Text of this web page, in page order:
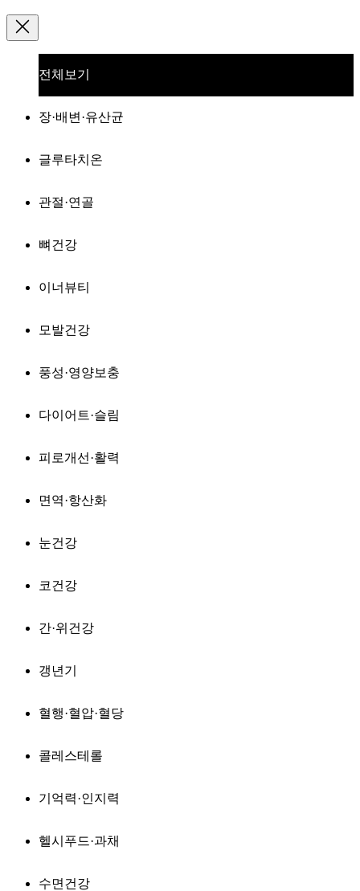
전체보기
장·배변·유산균
글루타치온
관절·연골
뼈건강
이너뷰티
모발건강
풍성·영양보충
다이어트·슬림
피로개선·활력
면역·항산화
눈건강
코건강
간·위건강
갱년기
혈행·혈압·혈당
콜레스테롤
기억력·인지력
헬시푸드·과채
수면건강